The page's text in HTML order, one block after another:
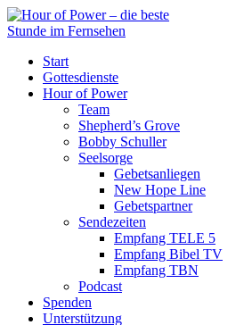
Start
Gottesdienste
Hour of Power
Team
Shepherd’s Grove
Bobby Schuller
Seelsorge
Gebetsanliegen
New Hope Line
Gebetspartner
Sendezeiten
Empfang TELE 5
Empfang Bibel TV
Empfang TBN
Podcast
Spenden
Unterstützung